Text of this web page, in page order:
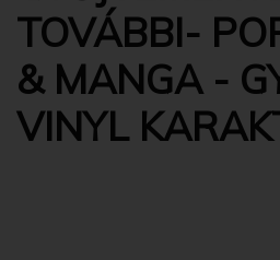
TOVÁBBI-
& MANGA -
VINYL